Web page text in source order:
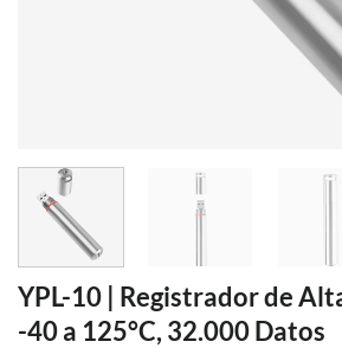
YPL-10 | Registrador de
-40 a 125°C, 32.000 Datos